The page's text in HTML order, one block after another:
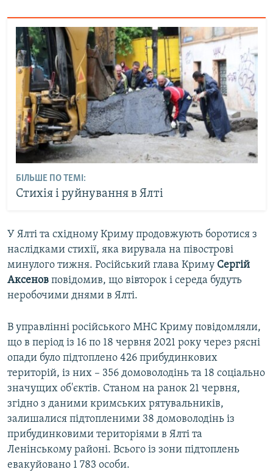
БІЛЬШЕ ПО ТЕМІ:
Стихія і руйнування в Ялті
У Ялті та східному Криму продовжують боротися з
наслідками стихії, яка вирувала на півострові
минулого тижня. Російський глава Криму Сергій
Аксенов повідомив, що вівторок і середа будуть
неробочими днями в Ялті.
В управлінні російського МНС Криму повідомляли,
що в період із 16 по 18 червня 2021 року через рясні
опади було підтоплено 426 прибудинкових
територій, із них – 356 домоволодінь та 18 соціально
значущих об'єктів. Станом на ранок 21 червня,
згідно з даними кримських рятувальників,
залишалися підтопленими 38 домоволодінь із
прибудинковими територіями в Ялті та
Ленінському районі. Всього із зони підтоплень
евакуйовано 1 783 особи.